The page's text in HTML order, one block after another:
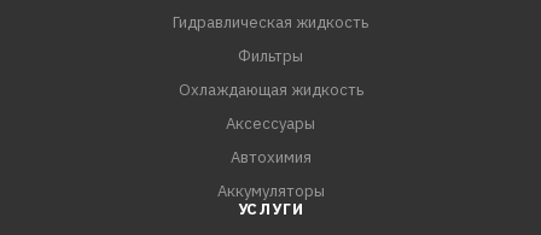
Гидравлическая жидкость
Фильтры
Охлаждающая жидкость
Аксессуары
Автохимия
Аккумуляторы
УСЛУГИ